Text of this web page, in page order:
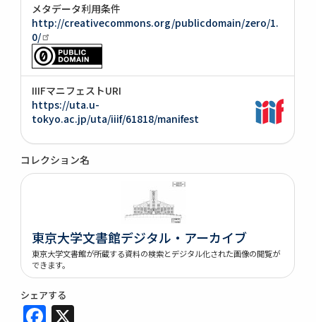
メタデータ利用条件
http://creativecommons.org/publicdomain/zero/1.
0/
IIIFマニフェストURI
https://uta.u-
tokyo.ac.jp/uta/iiif/61818/manifest
コレクション名
東京大学文書館デジタル・アーカイブ
東京大学文書館が所蔵する資料の検索とデジタル化された画像の閲覧が
できます。
シェアする
Facebook